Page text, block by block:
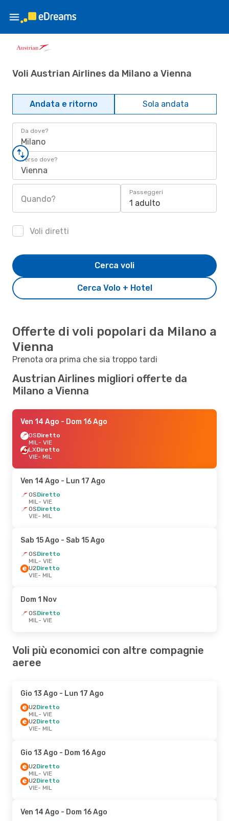
Voli Austrian Airlines da Milano a Vienna
Andata e ritorno Sola andata
Da dove?
Milano
Verso dove?
Vienna
Quando?
Passeggeri
1 adulto
Voli diretti
Cerca Volo + Hotel
Cerca voli
Offerte di voli popolari da Milano a
Vienna
Prenota ora prima che sia troppo tardi
Austrian Airlines migliori offerte da
Milano a Vienna
Ven 14 Ago - Dom 16 Ago
OSDiretto
MIL- VIE
LXDiretto
VIE- MIL
Ven 14 Ago - Lun 17 Ago
OSDiretto
MIL- VIE
OSDiretto
VIE- MIL
Sab 15 Ago - Sab 15 Ago
OSDiretto
MIL- VIE
U2Diretto
VIE- MIL
Dom 1 Nov
OSDiretto
MIL- VIE
Voli più economici con altre compagnie
aeree
Gio 13 Ago - Lun 17 Ago
U2Diretto
MIL- VIE
U2Diretto
VIE- MIL
Gio 13 Ago - Dom 16 Ago
U2Diretto
MIL- VIE
U2Diretto
VIE- MIL
Ven 14 Ago - Dom 16 Ago